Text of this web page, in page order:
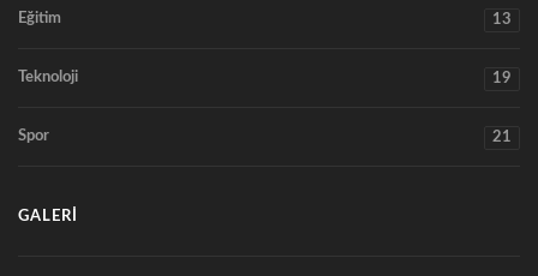
Eğitim 13
Teknoloji 19
Spor 21
GALERI